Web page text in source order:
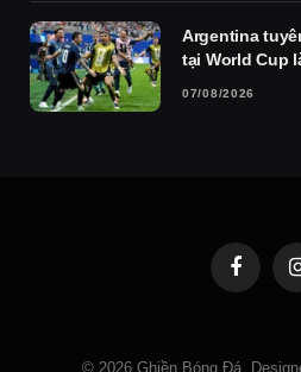
Argentina
tại World Cup
07/08/2026
Facebook
© 2026 Ghiền Bóng Đá.